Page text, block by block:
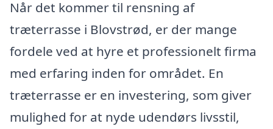
Når det kommer til rensning af
træterrasse i Blovstrød, er der mange
fordele ved at hyre et professionelt firma
med erfaring inden for området. En
træterrasse er en investering, som giver
mulighed for at nyde udendørs livsstil,